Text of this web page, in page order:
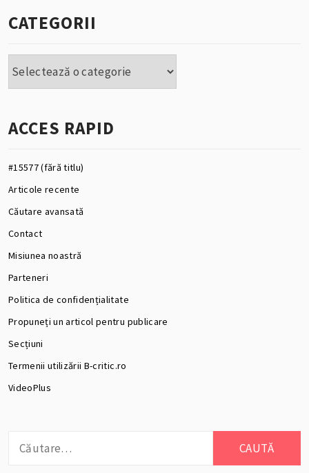
CATEGORII
ACCES RAPID
#15577 (fără titlu)
Articole recente
Căutare avansată
Contact
Misiunea noastră
Parteneri
Politica de confidențialitate
Propuneți un articol pentru publicare
Secțiuni
Termenii utilizării B-critic.ro
VideoPlus
după: